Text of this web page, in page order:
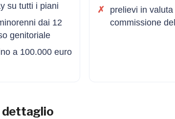
su tutti i piani
dai 12
genitoriale
a 100.000 euro
prelievi in
commissione
dettaglio